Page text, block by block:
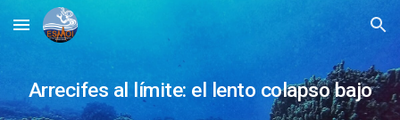
Skip to main content Skip to navigation
Arrecifes al límite: el lento colapso bajo